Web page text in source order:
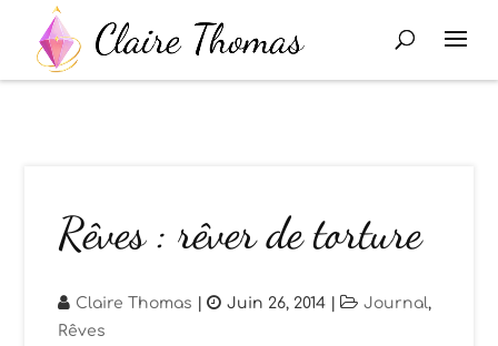
Rêves : rêver de torture
Claire Thomas | Juin 26, 2014 | Journal,
Rêves